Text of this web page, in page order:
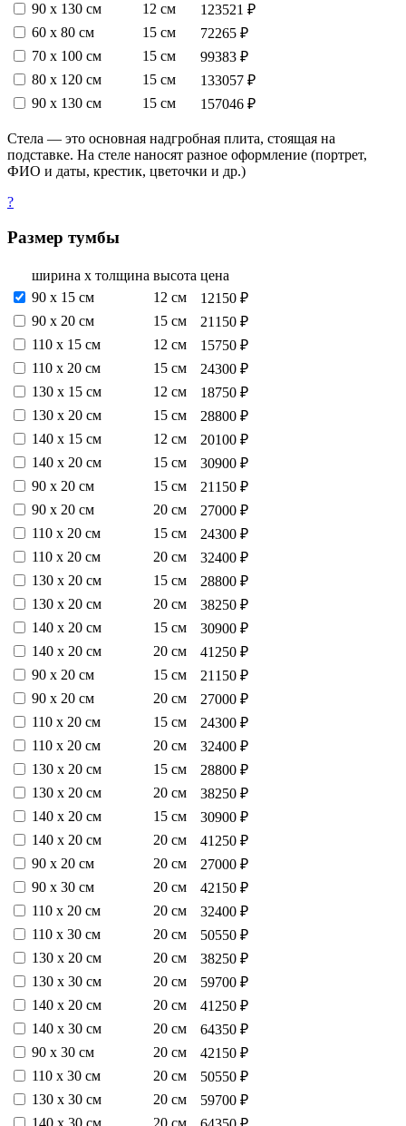
90 х 130 см
12 см
123521 ₽
60 х 80 см
15 см
72265 ₽
70 х 100 см
15 см
99383 ₽
80 х 120 см
15 см
133057 ₽
90 х 130 см
15 см 157046 ₽
Стела — это основная надгробная плита, стоящая на
подставке. На стеле наносят разное оформление (портрет,
ФИО и даты, крестик, цветочки и др.)
?
Размер тумбы
ширина х толщина высота цена
90 х 15 см
12 см
12150 ₽
90 х 20 см
15 см
21150 ₽
110 х 15 см
12 см
15750 ₽
110 х 20 см
15 см
24300 ₽
130 х 15 см
12 см
18750 ₽
130 х 20 см
15 см
28800 ₽
140 х 15 см
12 см
20100 ₽
140 х 20 см
15 см
30900 ₽
90 х 20 см
15 см
21150 ₽
90 х 20 см
20 см
27000 ₽
110 х 20 см
15 см
24300 ₽
110 х 20 см
20 см
32400 ₽
130 х 20 см
15 см
28800 ₽
130 х 20 см
20 см
38250 ₽
140 х 20 см
15 см
30900 ₽
140 х 20 см
20 см
41250 ₽
90 х 20 см
15 см
21150 ₽
90 х 20 см
20 см
27000 ₽
110 х 20 см
15 см
24300 ₽
110 х 20 см
20 см
32400 ₽
130 х 20 см
15 см
28800 ₽
130 х 20 см
20 см
38250 ₽
140 х 20 см
15 см
30900 ₽
140 х 20 см
20 см
41250 ₽
90 х 20 см
20 см
27000 ₽
90 х 30 см
20 см
42150 ₽
110 х 20 см
20 см
32400 ₽
110 х 30 см
20 см
50550 ₽
130 х 20 см
20 см
38250 ₽
130 х 30 см
20 см
59700 ₽
140 х 20 см
20 см
41250 ₽
140 х 30 см
20 см
64350 ₽
90 х 30 см
20 см
42150 ₽
110 х 30 см
20 см
50550 ₽
130 х 30 см
20 см
59700 ₽
140 х 30 см
20 см